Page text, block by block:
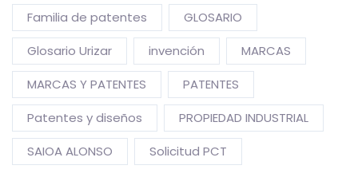
Familia de patentes
GLOSARIO
Glosario Urizar
invención
MARCAS
MARCAS Y PATENTES
PATENTES
Patentes y diseños
PROPIEDAD INDUSTRIAL
SAIOA ALONSO
Solicitud PCT